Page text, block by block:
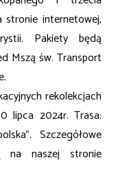
stronie internetowej,
Pakiety będą
Mszą św. Transport
rekolekcjach
lipca 2024r. Trasa:
Szczegółowe
na naszej stronie